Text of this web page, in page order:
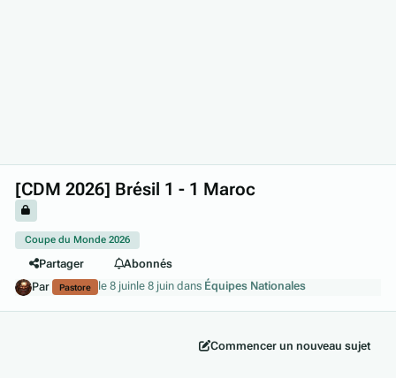
[CDM 2026] Brésil 1 - 1 Maroc
Coupe du Monde 2026
Partager
Abonnés
Par
Pastore le 8 juinle 8 juin dans Équipes Nationales
Commencer un nouveau sujet